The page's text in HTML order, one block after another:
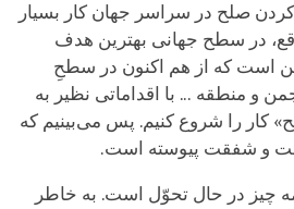
صلح در سراسر جهان کار بسیار
در سطح جهانی بهترین هدف
این است که از هم اکنون در سطحِ
و منطقه ... با اقداماتی نظیر به
کار را شروع کنیم. پس می‌بینیم که
و شفقت پیوسته است.
چیز در حال تحوّل است. به خاطر